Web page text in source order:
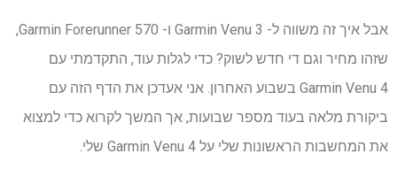
אבל איך זה משווה ל- Garmin Venu 3 ו- Garmin Forerunner 570,
שזהו מחיר וגם די חדש לשוק? כדי לגלות עוד, התקדמתי עם
Garmin Venu 4 בשבוע האחרון. אני אעדכן את הדף הזה עם
ביקורת מלאה בעוד מספר שבועות, אך המשך לקרוא כדי למצוא
את המחשבות הראשונות שלי על Garmin Venu 4 שלי.